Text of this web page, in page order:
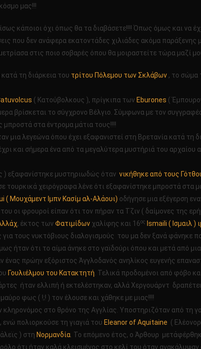
μας!!!
κάποιοι όχι όπως θα τα διαβάσετε!!!! Όπως όμως και να
που δεν ανάφερα εκατοντάδες χιλιάδες ακόμα
στις ποιο σοβαρές όπου θα μοιραστείτε τώρα μαζί
τη διάρκεια του τρίτου Πόλεμου των Σκλάβων , το σώμα
( Κατούβολκους ), πρίγκιπα των Eburones (
βρίσκεται το σύγχρονο Βέλγιο. Σύμφωνα με τον
μπροστά στα έντρομα μάτια τους!!!!
μια λεγεώνα όπου έχει εξαφανιστεί στη Βρετανία κατά τη
και σήμερα ένα από τα μεγαλύτερα μυστήριά του αρχαίου
) εξαφανίστηκε μυστηριωδώς όταν νικήθηκε από τους
τουρκικά χειρόγραφα λένε ότι εξαφανίστηκε μπροστά στα
( Μουχάμεντ Ιμπν Κασίμ αλ-Αλάουι) οδήγησε μια εξέγερση
οι φρουροί είπαν ότι τον πήραν τα Τζιν ( δαίμονες της
, έκτος των Φατιμίδων χαλίφης και 16ος Ismaili ( Ισμαιλ )
για τους νυκτόβιους διαλογισμούς του μα δεν ξανά φάνηκε
ήταν ότι το αίμα άνηκε στο γαϊδούρι όπου και μετά από
ένας πρώην εξόριστος Άγγλοδανός ανηλίκος ευγενής
Γουλιέλμου του Κατακτητή. Τελικά προδομένοι από φόβο
ήταν ελλιπή ή εκτελέστηκαν, αλλά Χεργουάρντ
φως ( !;! ) τον έλουσε και χάθηκε με μιας!!!!
κληρονόμος στο θρόνο της Αγγλίας. Υποστηριζόταν από τη
ενώ πολιορκούσε τη γιαγιά του Eleanor of Aquitaine (
) στη Νορμανδία. Το επόμενο έτος, ο Άρθουρ
ότι ήταν καλά κλεισμένος στο κελί του όταν